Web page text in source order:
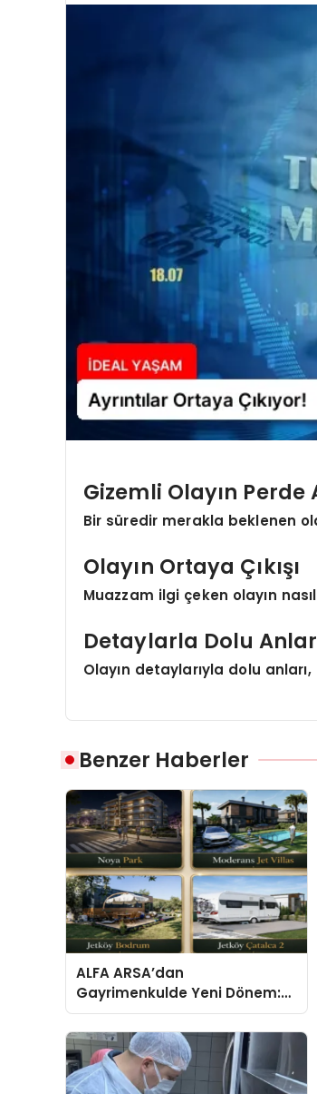
Gizemli Olayın Perde
Bir süredir merakla beklenen
Olayın Ortaya Çıkışı
Muazzam ilgi çeken olayın
Detaylarla Dolu Anlar
Olayın detaylarıyla dolu
Benzer Haberler
ALFA ARSA’dan
Gayrimenkulde Yeni Dönem:
Premium Yaşam ve Yatırım
Fırsatları Bir Arada